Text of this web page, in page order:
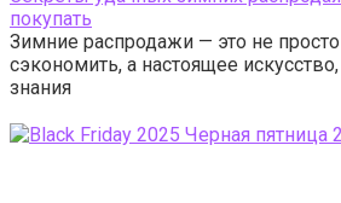
покупать
Зимние распродажи — это не
сэкономить, а настоящее
знания